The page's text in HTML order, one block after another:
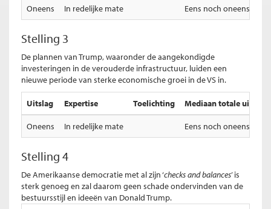
Oneens In redelijke mate Eens noch oneens
Stelling 3
De plannen van Trump, waaronder de aangekondigde
investeringen in de verouderde infrastructuur, luiden een
nieuwe periode van sterke economische groei in de VS in.
Uitslag Expertise Toelichting Mediaan totale uitslag
Oneens In redelijke mate Eens noch oneens
Stelling 4
De Amerikaanse democratie met al zijn ‘checks and balances’ is
sterk genoeg en zal daarom geen schade ondervinden van de
bestuursstijl en ideeën van Donald Trump.